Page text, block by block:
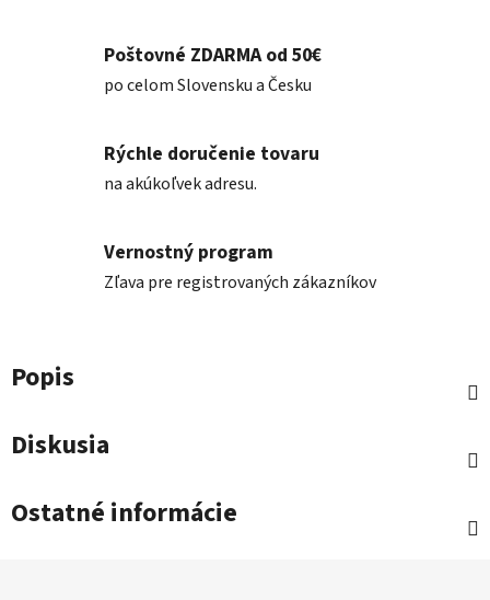
Poštovné ZDARMA od 50€
po celom Slovensku a Česku
Rýchle doručenie tovaru
na akúkoľvek adresu.
Vernostný program
Zľava pre registrovaných zákazníkov
Popis
Diskusia
Ostatné informácie